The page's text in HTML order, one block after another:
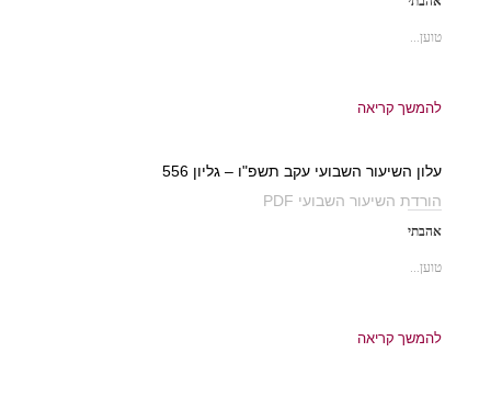
טוען...
להמשך קריאה
עלון השיעור השבועי עקב תשפ"ו – גליון 556
הורדת השיעור השבועי PDF
אהבתי
טוען...
להמשך קריאה